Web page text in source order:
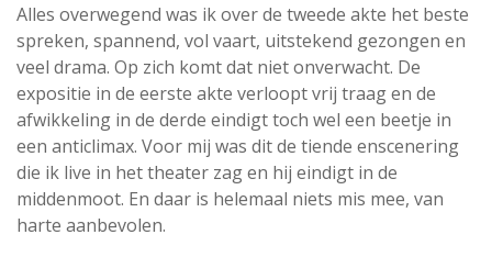
Alles overwegend was ik over de tweede akte het beste
spreken, spannend, vol vaart, uitstekend gezongen en
veel drama. Op zich komt dat niet onverwacht. De
expositie in de eerste akte verloopt vrij traag en de
afwikkeling in de derde eindigt toch wel een beetje in
een anticlimax. Voor mij was dit de tiende enscenering
die ik live in het theater zag en hij eindigt in de
middenmoot. En daar is helemaal niets mis mee, van
harte aanbevolen.